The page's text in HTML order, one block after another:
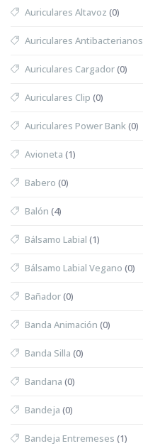
Auriculares Altavoz (0)
Auriculares Antibacterianos
Auriculares Cargador(0)
Auriculares Clip (0)
Auriculares Power Bank(0)
Avioneta (1)
Babero (0)
Balón (4)
Bálsamo Labial (1)
Bálsamo Labial Vegano (0)
Bañador(0)
Banda Animación (0)
Banda Silla (0)
Bandana (0)
Bandeja (0)
Bandeja Entremeses (1)